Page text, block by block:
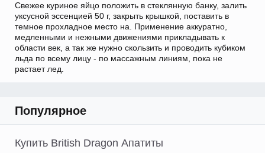
Свежее куриное яйцо положить в стеклянную банку, залить
уксусной эссенцией 50 г, закрыть крышкой, поставить в
темное прохладное место на. Применение аккуратно,
медленными и нежными движениями прикладывать к
области век, а так же нужно скользить и проводить кубиком
льда по всему лицу - по массажным линиям, пока не
растает лед.
Популярное
Купить British Dragon Апатиты